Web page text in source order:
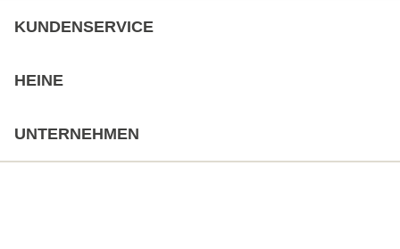
KUNDENSERVICE
HEINE
UNTERNEHMEN